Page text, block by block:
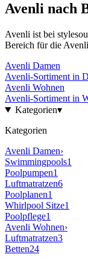
Avenli nach
Avenli ist bei
Bereich für die Avenli
Avenli Damen
Avenli-Sortiment in
Avenli Wohnen
Avenli-Sortiment in
Kategorien▾
Kategorien
Avenli Damen›
Swimmingpools1
Poolpumpen1
Luftmatratzen6
Poolplanen1
Whirlpool Sitze1
Poolpflege1
Avenli Wohnen›
Luftmatratzen3
Betten24